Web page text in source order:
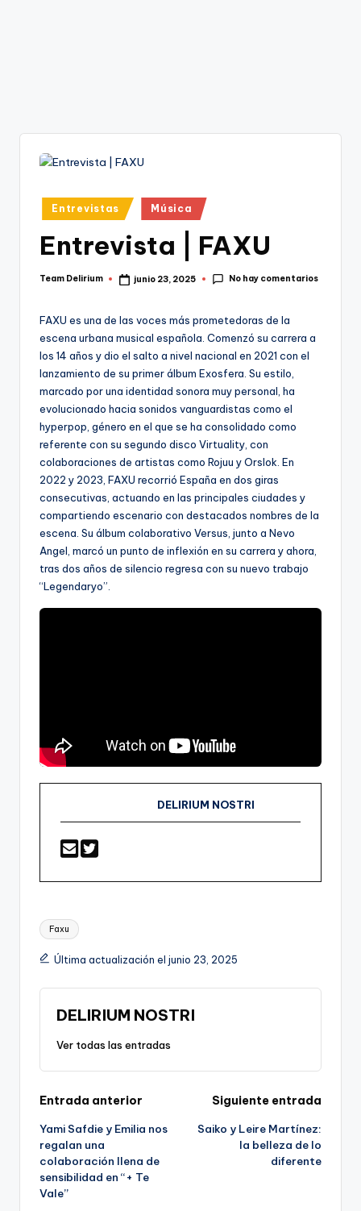
Publicado
en
Entrevistas Música
Entrevista | FAXU
Publicado
Team Delirium junio 23, 2025 No hay comentarios
FAXU es una de las voces más prometedoras de la
escena urbana musical española. Comenzó su carrera a
los 14 años y dio el salto a nivel nacional en 2021 con el
lanzamiento de su primer álbum Exosfera. Su estilo,
marcado por una identidad sonora muy personal, ha
evolucionado hacia sonidos vanguardistas como el
hyperpop, género en el que se ha consolidado como
referente con su segundo disco Virtuality, con
colaboraciones de artistas como Rojuu y Orslok. En
2022 y 2023, FAXU recorrió España en dos giras
consecutivas, actuando en las principales ciudades y
compartiendo escenario con destacados nombres de la
escena. Su álbum colaborativo Versus, junto a Nevo
Angel, marcó un punto de inflexión en su carrera y ahora,
tras dos años de silencio regresa con su nuevo trabajo
“Legendaryo”.
DELIRIUM NOSTRI
Etiquetas:
Faxu
Última actualización el junio 23, 2025
DELIRIUM NOSTRI
Ver todas las entradas
Navegación
de
entradas
Entrada anterior
Yami Safdie y Emilia nos
regalan una
colaboración llena de
sensibilidad en “+ Te
Vale”
Siguiente entrada
Saiko y Leire Martínez:
la belleza de lo
diferente